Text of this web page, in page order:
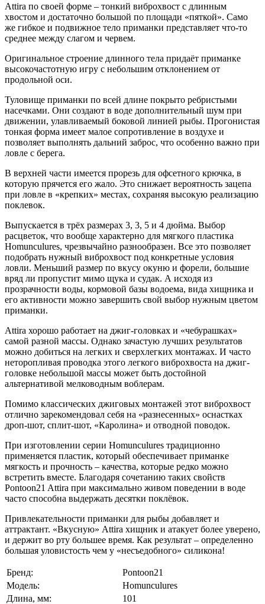
Attira по своей форме – тонкий виброхвост с длинным
хвостом и достаточно большой по площади «пяткой». Само
же гибкое и подвижное тело приманки представляет что-то
среднее между слагом и червем.
Оригинальное строение длинного тела придаёт приманке
высокочастотную игру с небольшим отклонением от
продольной оси.
Туловище приманки по всей длине покрыто ребристыми
насечками. Они создают в воде дополнительный шум при
движении, улавливаемый боковой линией рыбы. Прогонистая
тонкая форма имеет малое сопротивление в воздухе и
позволяет выполнять дальний заброс, что особенно важно при
ловле с берега.
В верхней части имеется прорезь для офсетного крючка, в
которую прячется его жало. Это снижает вероятность зацепа
при ловле в «крепких» местах, сохраняя высокую реализацию
поклевок.
Выпускается в трёх размерах 3, 3, 5 и 4 дюйма. Выбор
расцветок, что вообще характерно для мягкого пластика
Homunculures, чрезвычайно разнообразен. Все это позволяет
подобрать нужный виброхвост под конкретные условия
ловли. Меньший размер по вкусу окуню и форели, большие
вряд ли пропустит мимо щука и судак. А исходя из
прозрачности воды, кормовой базы водоема, вида хищника и
его активности можно завершить свой выбор нужным цветом
приманки.
Attira хорошо работает на джиг-головках и «чебурашках»
самой разной массы. Однако зачастую лучших результатов
можно добиться на легких и сверхлегких монтажах. И часто
неторопливая проводка этого легкого виброхвоста на джиг-
головке небольшой массы может быть достойной
альтернативой мелководным воблерам.
Помимо классических джиговых монтажей этот виброхвост
отлично зарекомендовал себя на «разнесенных» оснастках
дроп-шот, сплит-шот, «Каролина» и отводной поводок.
При изготовлении серии Homunculures традиционно
применяется пластик, который обеспечивает приманке
мягкость и прочность – качества, которые редко можно
встретить вместе. Благодаря сочетанию таких свойств
Pontoon21 Attira при максимально живом поведении в воде
часто способна выдержать десятки поклёвок.
Привлекательности приманки для рыбы добавляет и
аттрактант. «Вкусную» Attira хищник и атакует более уверено,
и держит во рту большее время. Как результат – определенно
большая уловистость чем у «несъедобного» силикона!
Бренд:
Pontoon21
Модель:
Homunculures
Длина, мм:
101